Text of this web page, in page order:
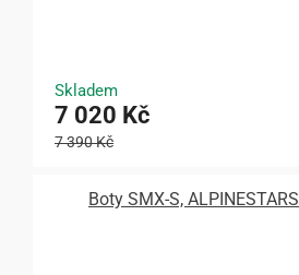
Skladem
7 020 Kč
7 390 Kč
Boty SMX-S,